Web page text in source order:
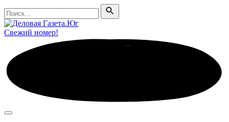
Поиск
Поиск
Свежий номер!